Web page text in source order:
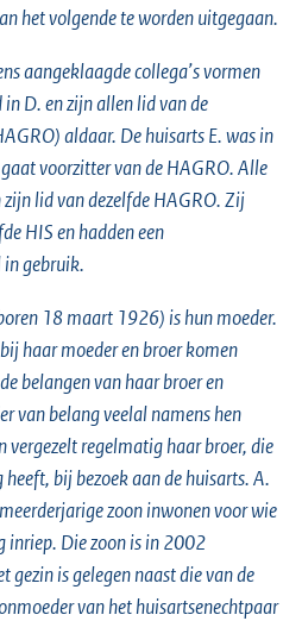
het volgende te worden uitgegaan.
aangeklaagde collega’s vormen
D. en zijn allen lid van de
aldaar. De huisarts E. was in
voorzitter van de HAGRO. Alle
lid van dezelfde HAGRO. Zij
HIS en hadden een
gebruik.
18 maart 1926) is hun moeder.
haar moeder en broer komen
belangen van haar broer en
van belang veelal namens hen
vergezelt regelmatig haar broer, die
bij bezoek aan de huisarts. A.
zoon inwonen voor wie
inriep. Die zoon is in 2002
gezin is gelegen naast die van de
van het huisartsenechtpaar